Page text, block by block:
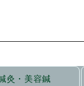
灸・美容鍼